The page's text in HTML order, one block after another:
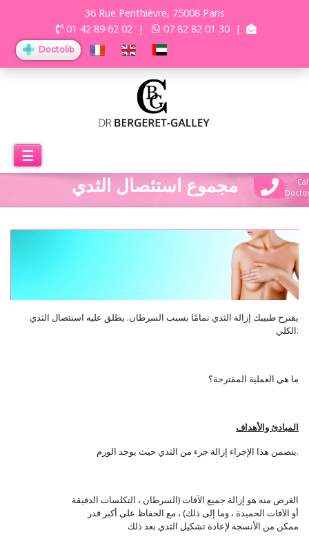
36 Rue Penthièvre, 75008 Paris
01 42 89 62 02 | 07 82 82 01 30 |
Doctolib
☰
مجموع استئصال الثدي
يقترح طبيبك إزالة الثدي تمامًا بسبب السرطان. يطلق عليه استئصال الثدي
الكلي.
ما هي العملية المقترحة؟
المبادئ والأهداف
يتضمن هذا الإجراء إزالة جزء من الثدي حيث يوجد الورم.
الغرض منه هو إزالة جميع الآفات (السرطان ، التكلسات الدقيقة
أو الآفات الحميدة ، وما إلى ذلك) ، مع الحفاظ على أكبر قدر
ممكن من الأنسجة لإعادة تشكيل الثدي بعد ذلك